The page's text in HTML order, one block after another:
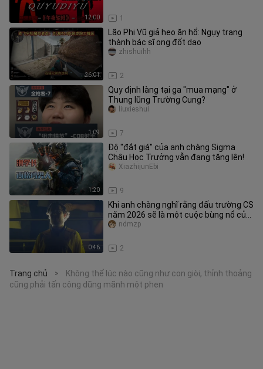
12:00 1
26:01
Lão Phi Vũ giả heo ăn hổ: Ngụy trang
thành bác sĩ ong đốt dao
2
zhishuihh
1:09
Quy định làng tại ga "mua mạng" ở
Thung lũng Trường Cung?
7
liuxieshui
1:20
Độ "đắt giá" của anh chàng Sigma
Châu Học Trưởng vẫn đang tăng lên!
9
XiazhijunEbi
0:46
Khi anh chàng nghĩ rằng đấu trường CS
năm 2026 sẽ là một cuộc bùng nổ của
muôn hoa đua sắc thì…
2
ndmzp
Trang chủ >
Không thể lúc nào cũng như con giòi, thỉnh thoảng
cũng phải tấn công dũng mãnh một phen